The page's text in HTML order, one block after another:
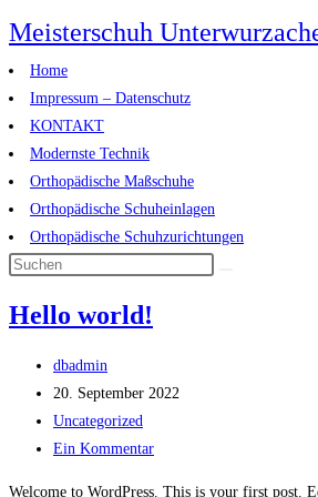
Zum
Inhalt
springen
Meisterschuh
Home
Impressum – Datenschutz
KONTAKT
Modernste Technik
Orthopädische Maßschuhe
Orthopädische Schuheinlagen
Orthopädische Schuhzurichtungen
Hello world!
Beitrags-
Autor:
dbadmin
Beitrag
veröffentlicht:
20. September 2022
Beitrags-
Kategorie:
Uncategorized
Beitrags-
Ein Kommentar
Welcome to WordPress. This is your first post.